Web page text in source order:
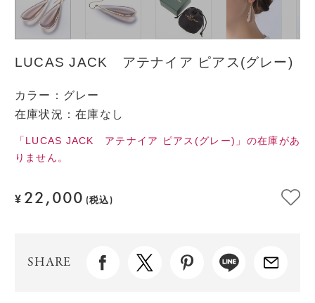
LUCAS JACK アテナイア ピアス(グレー)
カラー ： グレー
在庫状況：在庫なし
「LUCAS JACK アテナイア ピアス(グレー)」の在庫があ
りません。
¥ 22,000 (税込)
SHARE